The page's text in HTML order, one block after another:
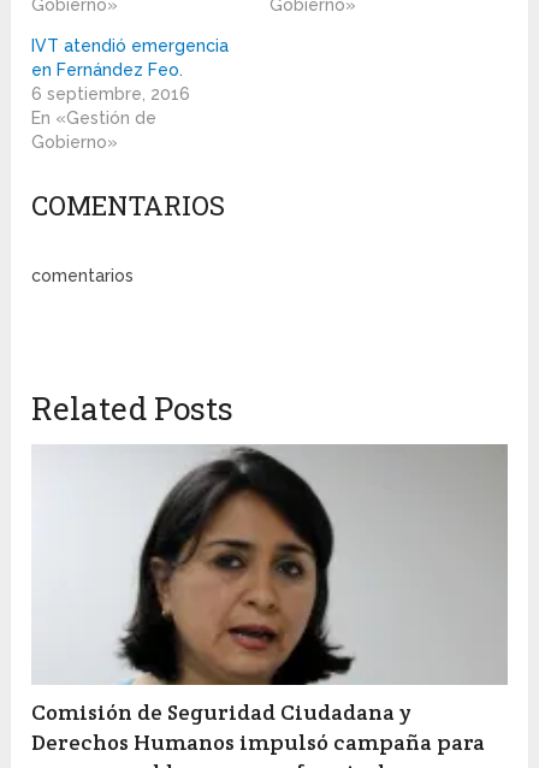
Gobierno»
Gobierno»
IVT atendió emergencia
en Fernández Feo.
6 septiembre, 2016
En «Gestión de
Gobierno»
COMENTARIOS
comentarios
Related Posts
Comisión de Seguridad Ciudadana y
Derechos Humanos impulsó campaña para